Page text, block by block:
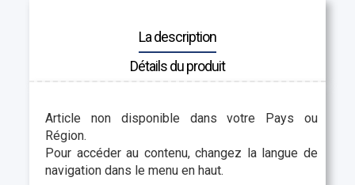
La description
Détails du produit
Article non disponible dans votre Pays ou
Région.
Pour accéder au contenu, changez la langue de
navigation dans le menu en haut.